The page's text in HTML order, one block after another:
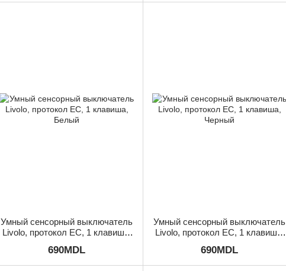
Умный сенсорный выключатель
Livolo, протокол ЕС, 1 клавиша,
690MDL
Умный сенсорный выключатель
Livolo, протокол ЕС, 1 клавиша,
690MDL